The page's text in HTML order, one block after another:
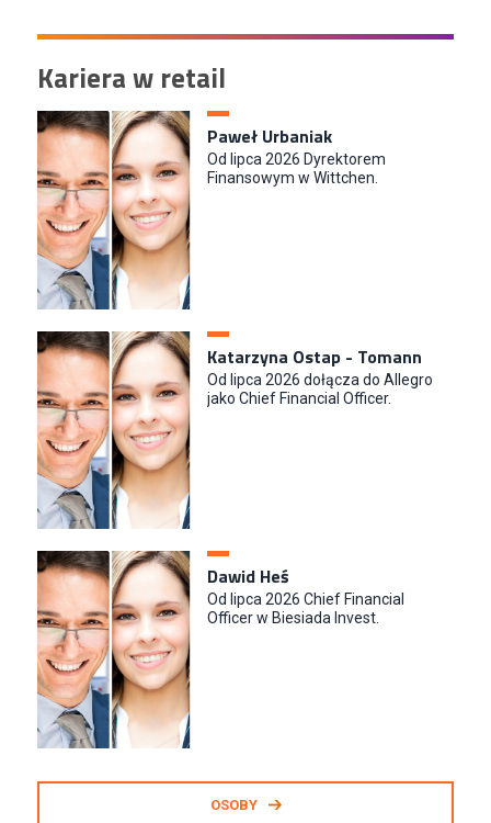
Kariera w retail
Paweł Urbaniak
Od lipca 2026 Dyrektorem
Finansowym w Wittchen.
Katarzyna Ostap - Tomann
Od lipca 2026 dołącza do Allegro
jako Chief Financial Officer.
Dawid Heś
Od lipca 2026 Chief Financial
Officer w Biesiada Invest.
OSOBY